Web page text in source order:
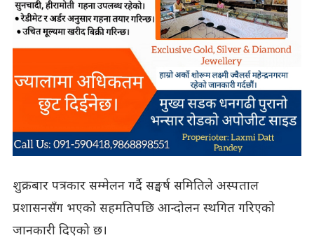
शुक्रबार पत्रकार सम्मेलन गर्दै सङ्घर्ष समितिले अस्पताल
प्रशासनसँग भएको सहमतिपछि आन्दोलन स्थगित गरिएको
जानकारी दिएको छ।